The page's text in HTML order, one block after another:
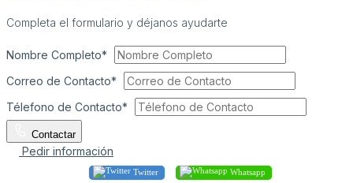
Completa el formulario y déjanos ayudarte
Nombre Completo*
Correo de Contacto*
Télefono de Contacto*
Contactar
Pedir información
Twitter Whatsapp